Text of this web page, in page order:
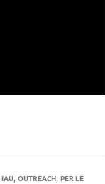
IAU, OUTREACH, PER LE